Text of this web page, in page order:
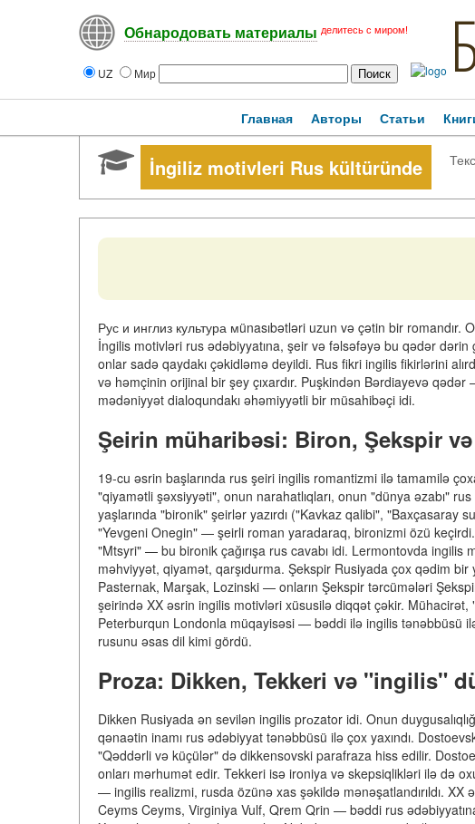
Обнародовать материалы делитесь с миром!
UZ Мир
Главная Авторы Статьи
İngiliz motivleri Rus kültüründe
Рус и инглиз культура мünasıbətləri uzun və çətin bir
İngilis motivləri rus ədəbiyyatına, şeir və fəlsəfəyə bu qədər
onlar sadə qaydakı çəkidləmə deyildi. Rus fikri ingilis fikirlərini
və həmçinin orijinal bir şey çıxardır. Puşkindən Bərdiayevə
mədəniyyət dialoqundakı əhəmiyyətli bir müsahibəçi idi.
Şeirin müharibəsi: Biron, Şekspir
19-cu əsrin başlarında rus şeiri ingilis romantizmi ilə tamamilə
"qiyamətli şəxsiyyəti", onun narahatlıqları, onun "dünya əzabı"
yaşlarında "bironik" şeirlər yazırdı ("Kavkaz qalibi",
"Yevgeni Onegin" — şeirli roman yaradaraq, bironizmi özü
"Mtsyri" — bu bironik çağırışa rus cavabı idi. Lermontovda ingilis
məhviyyət, qiyamət, qarşıdurma. Şekspir Rusiyada çox qədim
Pasternak, Marşak, Lozinski — onların Şekspir tərcümələri
şeirində XX əsrin ingilis motivləri xüsusilə diqqət çəkir.
Peterburqun Londonla müqayisəsi — bəddi ilə ingilis tənəbbüsü
rusunu əsas dil kimi gördü.
Proza: Dikken, Tekkeri və "ingilis"
Dikken Rusiyada ən sevilən ingilis prоzator idi. Onun
qənaətin inamı rus ədəbiyyat tənəbbüsü ilə çox yaxındı.
"Qəddərli və küçülər" də dikkensovski parafraza hiss edilir.
onları mərhumət edir. Tekkeri isə ironiya və skepsiqlikləri ilə də
— ingilis realizmi, rusda özünə xas şəkildə mənəşatlandırıldı. XX
Ceyms Ceyms, Virginiya Vulf, Qrem Qrin — bəddi rus